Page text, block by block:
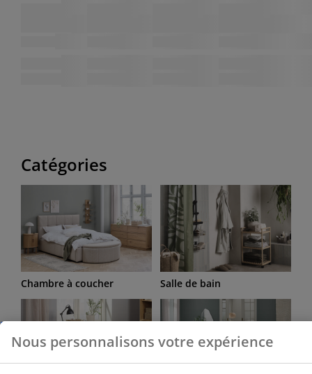
Catégories
Chambre à coucher Salle de bain
Nous personnalisons votre expérience